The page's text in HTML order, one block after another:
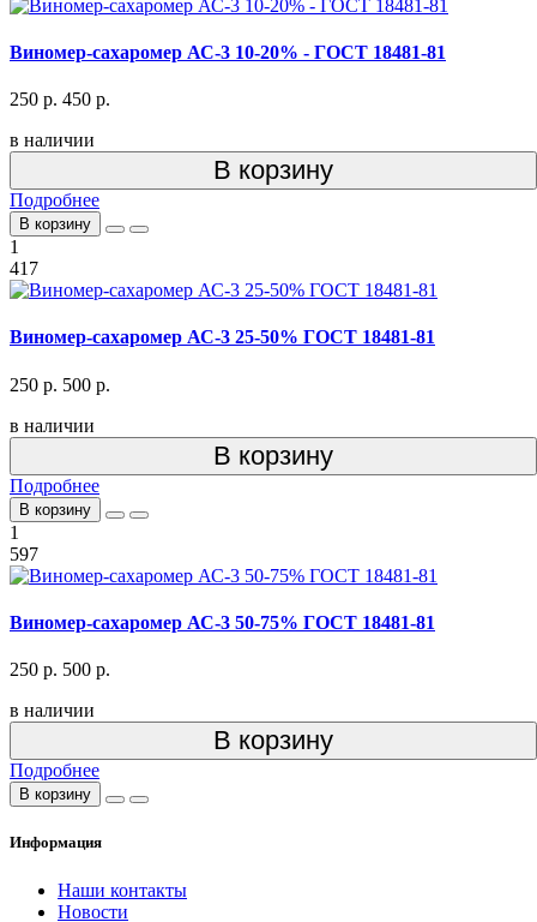
Виномер-сахаромер АС-3 10-20% - ГОСТ 18481-81
250 р. 450 р.
в наличии
В корзину
Подробнее
В корзину
1
417
Виномер-сахаромер АС-3 25-50% ГОСТ 18481-81
250 р. 500 р.
в наличии
В корзину
Подробнее
В корзину
1
597
Виномер-сахаромер АС-3 50-75% ГОСТ 18481-81
250 р. 500 р.
в наличии
В корзину
Подробнее
В корзину
Информация
Наши контакты
Новости